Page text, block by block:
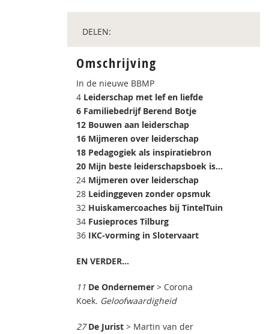
DELEN:
Omschrijving
In de nieuwe BBMP
4 Leiderschap met lef en liefde
6 Familiebedrijf Berend Botje
12 Bouwen aan leiderschap
16 Mijmeren over leiderschap
18 Pedagogiek als inspiratiebron
20 Mijn beste leiderschapsboek is…
24 Mijmeren over leiderschap
28 Leidinggeven zonder opsmuk
32 Huiskamercoaches bij TintelTuin
34 Fusieproces Tilburg
36 IKC-vorming in Slotervaart
EN VERDER...
11 De Ondernemer > Corona
Koek. Geloofwaardigheid
27De Jurist > Martin van der